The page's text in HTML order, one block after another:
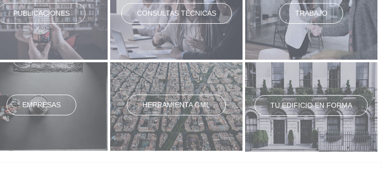
PUBLICACIONES CONSULTAS TÉCNICAS TRABAJO
EMPRESAS HERRAMIENTA GML TU EDIFICIO EN FORMA